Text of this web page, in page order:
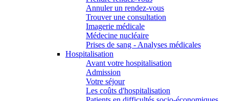
Annuler un rendez-vous
Trouver une consultation
Imagerie médicale
Médecine nucléaire
Prises de sang - Analyses médicales
Hospitalisation
Avant votre hospitalisation
Admission
Votre séjour
Les coûts d'hospitalisation